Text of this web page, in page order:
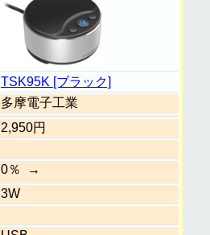
TSK95K [ブラック]
多摩電子工業
2,950円
0％
3W